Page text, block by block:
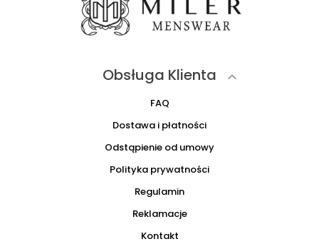
Obsługa Klienta 
FAQ
Dostawa i płatności
Odstąpienie od umowy
Polityka prywatności
Regulamin
Reklamacje
Kontakt